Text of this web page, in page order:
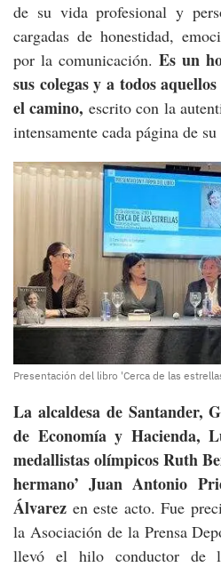
de su vida profesional y
cargadas de honestidad,
por la comunicación. Es un
sus colegas y a todos
el camino, escrito con la
intensamente cada página de
Presentación del libro 'Cerca de las
La alcaldesa de Santander,
de Economía y Hacienda,
medallistas olímpicos Ruth
hermano’ Juan Antonio
Álvarez en este acto. Fue
la Asociación de la Prensa
llevó el hilo conductor de